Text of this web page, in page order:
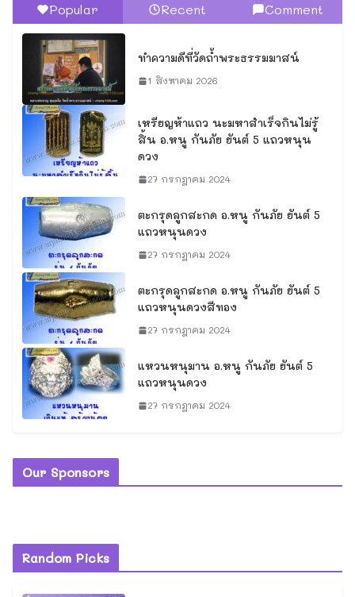
Popular Recent Comment
ทำความดีที่วัดถ้ำพระธรรมมาสน์
1 สิงหาคม 2026
เหรียญห้าแถว นะมหาสำเร็จกินไม่รู้
สิ้น อ.หนู กันภัย ยันต์ 5 แถวหนุน
ดวง
27 กรกฎาคม 2024
ตะกรุดลูกสะกด อ.หนู กันภัย ยันต์ 5
แถวหนุนดวง
27 กรกฎาคม 2024
ตะกรุดลูกสะกด อ.หนู กันภัย ยันต์ 5
แถวหนุนดวงสีทอง
27 กรกฎาคม 2024
แหวนหนุมาน อ.หนู กันภัย ยันต์ 5
แถวหนุนดวง
27 กรกฎาคม 2024
Our Sponsors
Random Picks